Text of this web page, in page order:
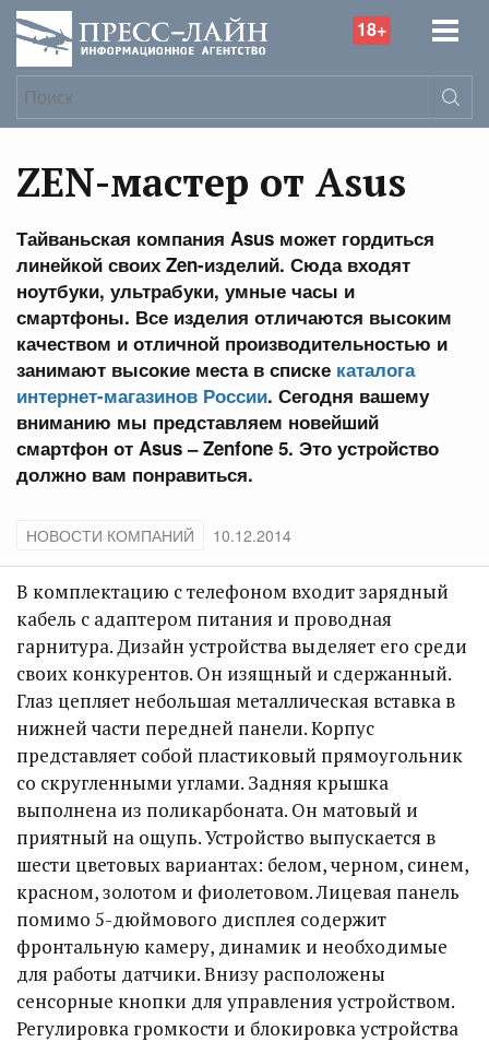
18+
ZEN-мастер от Asus
Тайваньская компания Asus может гордиться
линейкой своих Zen-изделий. Сюда входят
ноутбуки, ультрабуки, умные часы и
смартфоны. Все изделия отличаются высоким
качеством и отличной производительностью и
занимают высокие места в списке каталога
интернет-магазинов России. Сегодня вашему
вниманию мы представляем новейший
смартфон от Asus – Zenfone 5. Это устройство
должно вам понравиться.
НОВОСТИ КОМПАНИЙ 10.12.2014
В комплектацию с телефоном входит зарядный
кабель с адаптером питания и проводная
гарнитура. Дизайн устройства выделяет его среди
своих конкурентов. Он изящный и сдержанный.
Глаз цепляет небольшая металлическая вставка в
нижней части передней панели. Корпус
представляет собой пластиковый прямоугольник
со скругленными углами. Задняя крышка
выполнена из поликарбоната. Он матовый и
приятный на ощупь. Устройство выпускается в
шести цветовых вариантах: белом, черном, синем,
красном, золотом и фиолетовом. Лицевая панель
помимо 5-дюймового дисплея содержит
фронтальную камеру, динамик и необходимые
для работы датчики. Внизу расположены
сенсорные кнопки для управления устройством.
Регулировка громкости и блокировка устройства